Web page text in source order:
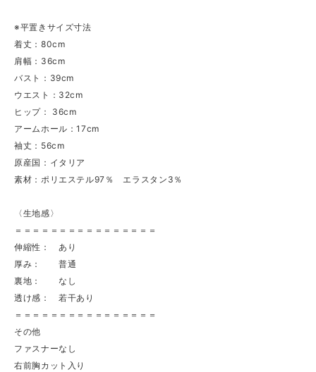
※平置きサイズ寸法
着丈：80cm
肩幅：36cm
バスト：39cm
ウエスト：32cm
ヒップ： 36cm
アームホール：17cm
袖丈：56cm
原産国：イタリア
素材：ポリエステル97％ エラスタン3％
〈生地感〉
＝＝＝＝＝＝＝＝＝＝＝＝＝＝＝＝
伸縮性： あり
厚み： 普通
裏地： なし
透け感： 若干あり
＝＝＝＝＝＝＝＝＝＝＝＝＝＝＝＝
その他
ファスナーなし
右前胸カット入り